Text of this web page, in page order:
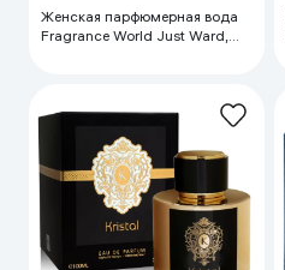
Женская парфюмерная вода
Fragrance World Just Ward,